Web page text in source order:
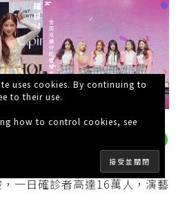
一日確診者高達16萬人，演藝
uses cookies. By continuing to
to their use.
how to control cookies, see